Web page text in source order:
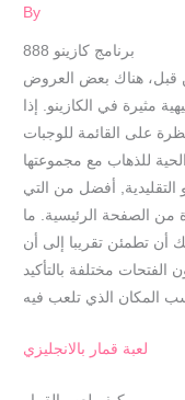
By
برنامج كازينو 888
قبل، هناك بعض العروض
مثيرة في الكازينو. إذا
على القائمة للوجبات
للذهاب مع مجموعتها
التقليدية, أفضل من التي
من الصفحة الرئيسية. ما
أن تطمئن تقريبا إلى أن
مختلفة بالتأكيد
لعبة قمار بالانجليزي